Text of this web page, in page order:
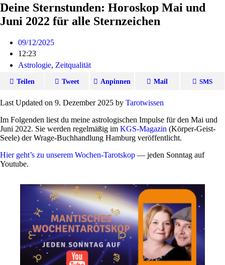
Deine Sternstunden: Horoskop Mai und
Juni 2022 für alle Sternzeichen
09/12/2025
12:23
Astrologie, Zeitqualität
Teilen Tweet Anpinnen Mail SMS
Last Updated on 9. Dezember 2025 by Tarot­wissen
Im Fol­genden liest du meine astro­lo­gi­schen Impulse für den Mai und
Juni 2022. Sie werden regel­mäßig im KGS-Magazin (Körper-Geist-
Seele) der Wrage-Buch­hand­lung Ham­burg veröffentlicht.
Hier geht’s zu unserem Wochen-Tarot­skop — jeden Sonntag auf
Youtube.